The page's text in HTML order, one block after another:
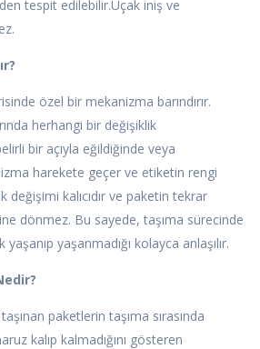
tespit edilebilir.Uçak iniş ve
özel bir mekanizma barındırır.
herhangi bir değişiklik
bir açıyla eğildiğinde veya
harekete geçer ve etiketin rengi
değişimi kalıcıdır ve paketin tekrar
dönmez. Bu sayede, taşıma sürecinde
yaşanmadığı kolayca anlaşılır.
paketlerin taşıma sırasında
kalıp kalmadığını gösteren